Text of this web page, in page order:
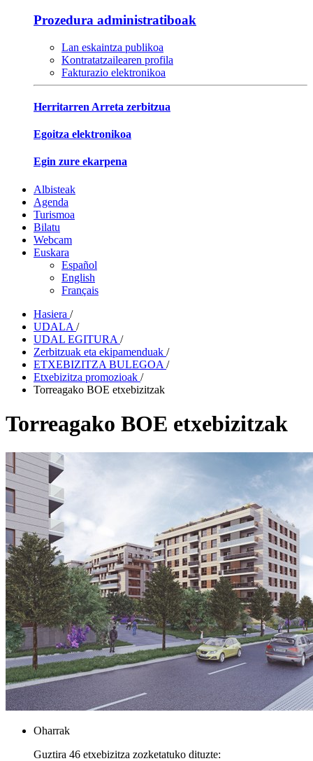
Prozedura administratiboak
Lan eskaintza publikoa
Kontratatzailearen profila
Fakturazio elektronikoa
Herritarren Arreta zerbitzua
Egoitza elektronikoa
Egin zure ekarpena
Albisteak
Agenda
Turismoa
Bilatu
Webcam
Euskara
Español
English
Français
Hasiera /
UDALA /
UDAL EGITURA /
Zerbitzuak eta ekipamenduak /
ETXEBIZITZA BULEGOA /
Etxebizitza promozioak /
Torreagako BOE etxebizitzak
Torreagako BOE etxebizitzak
Oharrak
Guztira 46 etxebizitza zozketatuko dituzte: